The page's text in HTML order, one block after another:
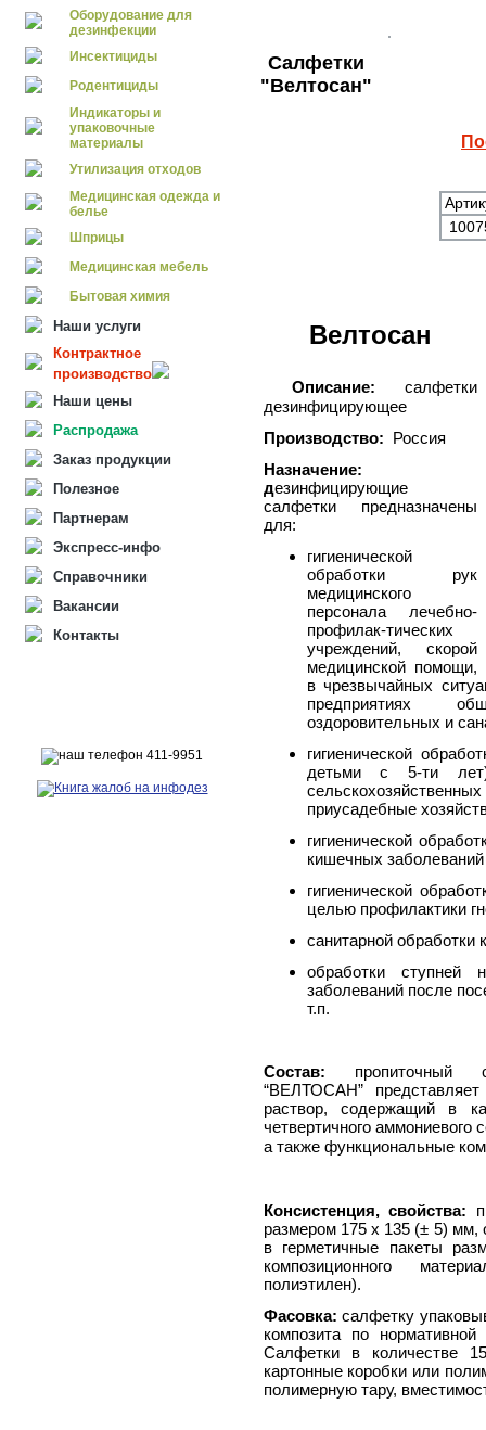
Оборудование для
дезинфекции
Инсектициды
Родентициды
Индикаторы и
упаковочные
материалы
Утилизация отходов
Медицинская одежда и
белье
Шприцы
Медицинская мебель
Бытовая химия
Наши услуги
Контрактное
производство
Наши цены
Распродажа
Заказ продукции
Полезное
Партнерам
Экспресс-инфо
Справочники
Вакансии
Контакты
Салфетки
"Велтосан"
Велтосан
Описание: салфетки
дезинфицирующее
Производство: Россия
Назначение:
дезинфицирующие
салфетки предназначены
для:
гигиенической
обработки рук
медицинского
персонала лечебно-
профилак-тических
учреждений, скорой
медицинской помощи,
в чрезвычайных
предприятиях
оздоровительных и
гигиенической
детьми с 5-ти
приусадебные
гигиенической
кишечных
гигиенической
целью профилактики
санитарной
обработки ступней
заболеваний после
т.п.
Состав: пропиточный
“ВЕЛТОСАН”
раствор, содержащий в
четвертичного
а также функциональные
Консистенция, свойства:
размером 175 х 135 (± 5) мм,
в герметичные пакеты
композиционного
полиэтилен).
Фасовка: салфетку
композита по нормативной
Салфетки в количестве
картонные коробки или
полимерную тару,